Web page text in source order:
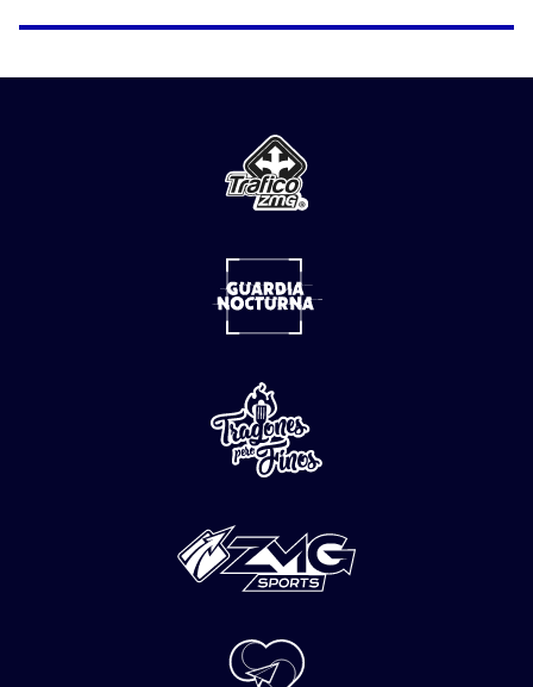
Explota pipa de gas LP en
personas lesionadas
Una pipa que transportaba gas LP explotó la tarde de
este jueves en la colonia Las Granjas, en el municipio de
Cuernavaca, dejando de manera preliminar un saldo de
20 personas lesionadas con quemaduras de diversa
gravedad, además de importantes daños materiales en
viviendas, vehículos e infraestructura urbana.
El siniestro ocurrió alrededor de las 13:00 horas en el